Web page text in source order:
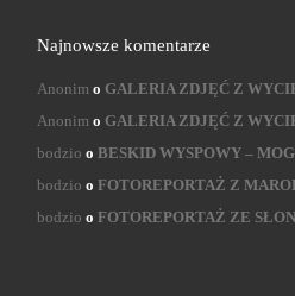
Najnowsze komentarze
Anonimo GALERIA ZDJĘĆ Z
Anonimo GALERIA ZDJĘĆ Z
bodzio o BESKID WYSPOWY –
bodzio o FOTOREPORTAŻ Z
bodzio o FOTOREPORTAŻ ZE